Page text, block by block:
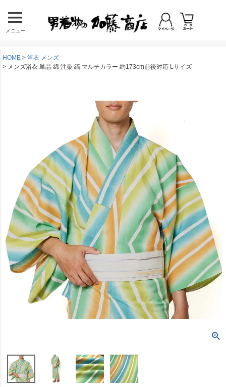
メニュー
HOME
浴衣 メンズ
メンズ浴衣 単品 綿 注染 縞 マルチカラー 約173cm前後対応 Lサイズ